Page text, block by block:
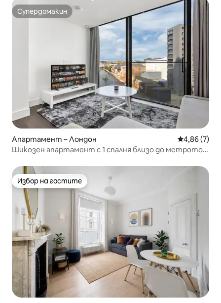
Супердомакин
Супердомакин
Апартамент – Лондон Средна
4,86 (7)
Шикозен апартамент с 1 спалня близо до метрото |
Избор на гостите
Избор на гостите